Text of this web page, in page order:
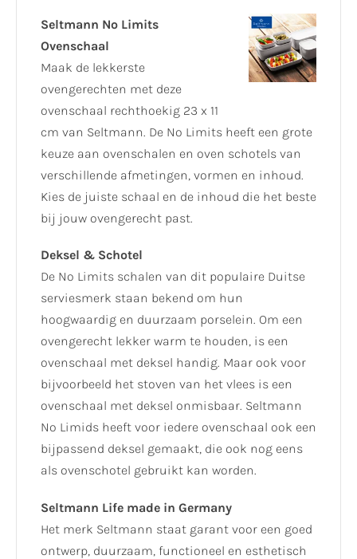
Seltmann No Limits
Ovenschaal
Maak de lekkerste
ovengerechten met deze
ovenschaal rechthoekig 23 x 11
cm van Seltmann. De No Limits heeft een grote
keuze aan ovenschalen en oven schotels van
verschillende afmetingen, vormen en inhoud.
Kies de juiste schaal en de inhoud die het beste
bij jouw ovengerecht past.
Deksel & Schotel
De No Limits schalen van dit populaire Duitse
serviesmerk staan bekend om hun
hoogwaardig en duurzaam porselein. Om een
ovengerecht lekker warm te houden, is een
ovenschaal met deksel handig. Maar ook voor
bijvoorbeeld het stoven van het vlees is een
ovenschaal met deksel onmisbaar. Seltmann
No Limids heeft voor iedere ovenschaal ook een
bijpassend deksel gemaakt, die ook nog eens
als ovenschotel gebruikt kan worden.
Seltmann Life made in Germany
Het merk Seltmann staat garant voor een goed
ontwerp, duurzaam, functioneel en esthetisch